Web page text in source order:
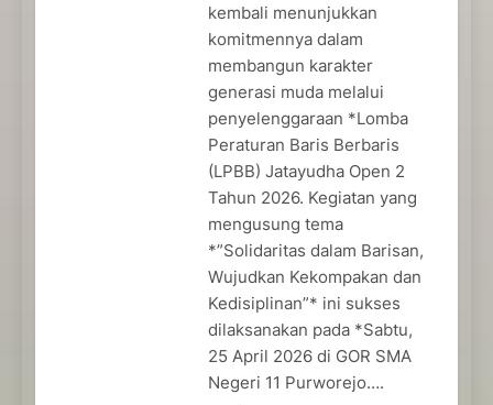
kembali menunjukkan
komitmennya dalam
membangun karakter
generasi muda melalui
penyelenggaraan *Lomba
Peraturan Baris Berbaris
(LPBB) Jatayudha Open 2
Tahun 2026. Kegiatan yang
mengusung tema
*”Solidaritas dalam Barisan,
Wujudkan Kekompakan dan
Kedisiplinan”* ini sukses
dilaksanakan pada *Sabtu,
25 April 2026 di GOR SMA
Negeri 11 Purworejo….